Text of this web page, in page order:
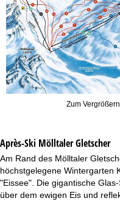
Zum
Après-Ski Mölltaler Gletscher
Am Rand des Mölltaler
höchstgelegene Wintergarten
"Eissee". Die gigantische
über dem ewigen Eis und